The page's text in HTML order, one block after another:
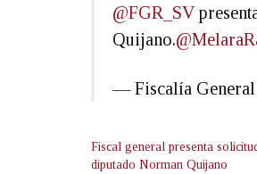
@FGR_SV
Quijano.
— Fiscalía General
Fiscal general presenta
diputado Norman Quijano